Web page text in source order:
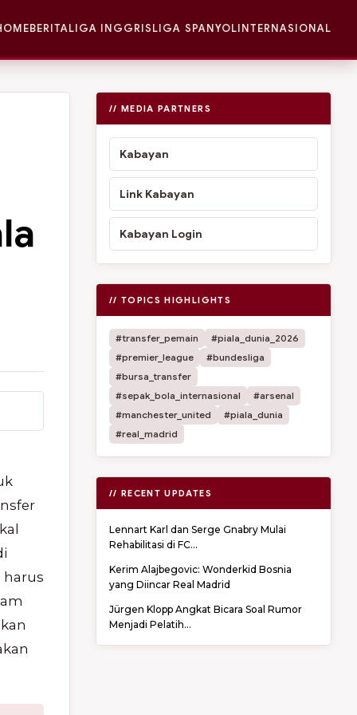
BERITALIGA INGGRISLIGA SPANYOLINTERNASIONAL
// MEDIA PARTNERS
Kabayan
Link Kabayan
Kabayan Login
// TOPICS HIGHLIGHTS
#transfer_pemain
#piala_dunia_2026
#premier_league
#bundesliga
#bursa_transfer
#sepak_bola_internasional
#arsenal
#manchester_united
#piala_dunia
#real_madrid
// RECENT UPDATES
Lennart Karl dan Serge Gnabry Mulai
Rehabilitasi di FC...
Kerim Alajbegovic: Wonderkid Bosnia
yang Diincar Real Madrid
Jürgen Klopp Angkat Bicara Soal Rumor
Menjadi Pelatih...